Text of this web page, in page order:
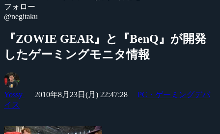
フォロー
@negitaku
『ZOWIE GEAR』と『BenQ』が開発
したゲーミングモニタ情報
Yossy 2010年8月23日(月) 22:47:28
PC・ゲーミングデバ
イス